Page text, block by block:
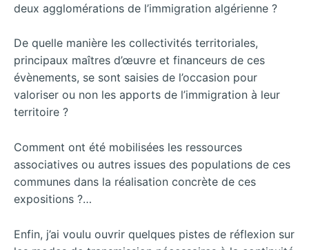
deux agglomérations de l’immigration algérienne ?
De quelle manière les collectivités territoriales,
principaux maîtres d’œuvre et financeurs de ces
évènements, se sont saisies de l’occasion pour
valoriser ou non les apports de l’immigration à leur
territoire ?
Comment ont été mobilisées les ressources
associatives ou autres issues des populations de ces
communes dans la réalisation concrète de ces
expositions ?…
Enfin, j’ai voulu ouvrir quelques pistes de réflexion sur